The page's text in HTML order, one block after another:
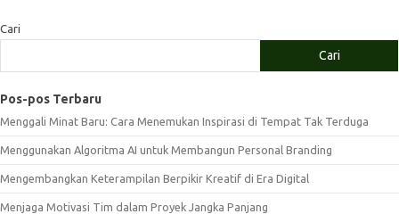
Cari
Cari
Pos-pos Terbaru
Menggali Minat Baru: Cara Menemukan Inspirasi di Tempat Tak Terduga
Menggunakan Algoritma AI untuk Membangun Personal Branding
Mengembangkan Keterampilan Berpikir Kreatif di Era Digital
Menjaga Motivasi Tim dalam Proyek Jangka Panjang